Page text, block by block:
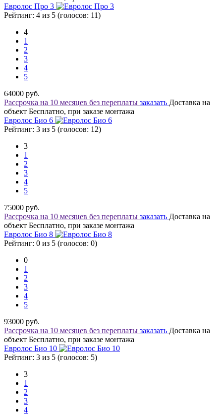
Евролос Про 3
Рейтинг: 4 из 5 (голосов: 11)
4
1
2
3
4
5
64000 руб.
Рассрочка на 10 месяцев без переплаты заказать Доставка на
объект Бесплатно, при заказе монтажа
Евролос Био 6
Рейтинг: 3 из 5 (голосов: 12)
3
1
2
3
4
5
75000 руб.
Рассрочка на 10 месяцев без переплаты заказать Доставка на
объект Бесплатно, при заказе монтажа
Евролос Био 8
Рейтинг: 0 из 5 (голосов: 0)
0
1
2
3
4
5
93000 руб.
Рассрочка на 10 месяцев без переплаты заказать Доставка на
объект Бесплатно, при заказе монтажа
Евролос Био 10
Рейтинг: 3 из 5 (голосов: 5)
3
1
2
3
4